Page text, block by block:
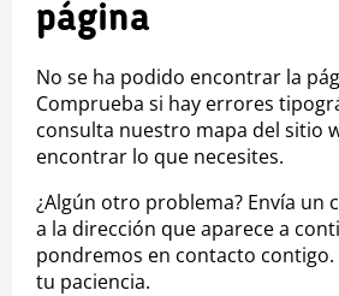
página
No se ha podido encontrar la
Comprueba si hay errores
consulta nuestro mapa del sitio
encontrar lo que necesites.
¿Algún otro problema? Envía un
a la dirección que aparece a
pondremos en contacto contigo.
tu paciencia.